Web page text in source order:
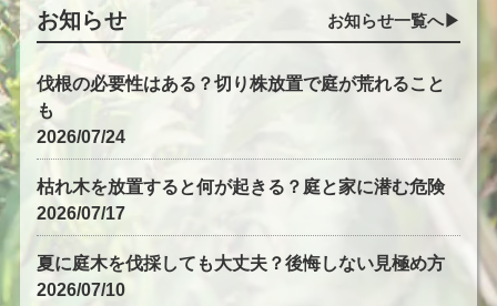
お知らせ お知らせ一覧へ▶︎
伐根の必要性はある？切り株放置で庭が荒れること
も
2026/07/24
枯れ木を放置すると何が起きる？庭と家に潜む危険
2026/07/17
夏に庭木を伐採しても大丈夫？後悔しない見極め方
2026/07/10